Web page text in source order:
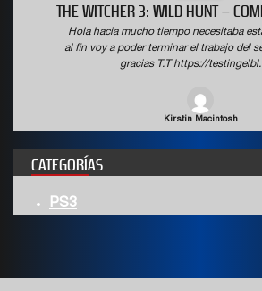
THE WITCHER 3: WILD HUNT –
Hola hacia mucho tiempo necesitaba
al fin voy a poder terminar el trabajo del
gracias T.T https://
Kirstin Macintosh
CATEGORÍAS
PS3